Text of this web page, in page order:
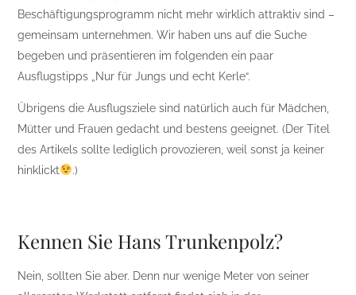
Beschäftigungsprogramm nicht mehr wirklich attraktiv sind –
gemeinsam unternehmen. Wir haben uns auf die Suche
begeben und präsentieren im folgenden ein paar
Ausflugstipps „Nur für Jungs und echt Kerle“.
Übrigens die Ausflugsziele sind natürlich auch für Mädchen,
Mütter und Frauen gedacht und bestens geeignet. (Der Titel
des Artikels sollte lediglich provozieren, weil sonst ja keiner
hinklickt
.)
Kennen Sie Hans Trunkenpolz?
Nein, sollten Sie aber. Denn nur wenige Meter von seiner